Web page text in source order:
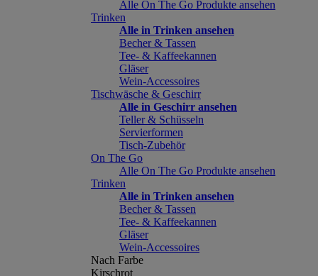
Alle On The Go Produkte ansehen
Trinken
Alle in Trinken ansehen
Becher & Tassen
Tee- & Kaffeekannen
Gläser
Wein-Accessoires
Tischwäsche & Geschirr
Alle in Geschirr ansehen
Teller & Schüsseln
Servierformen
Tisch-Zubehör
On The Go
Alle On The Go Produkte ansehen
Trinken
Alle in Trinken ansehen
Becher & Tassen
Tee- & Kaffeekannen
Gläser
Wein-Accessoires
Nach Farbe
Kirschrot